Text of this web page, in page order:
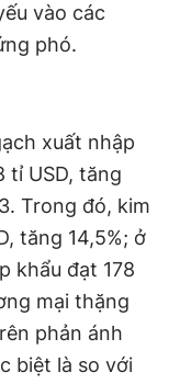
vào các
phó.
xuất nhập
tỉ USD, tăng
Trong đó, kim
tăng 14,5%; ở
khẩu đạt 178
mại thặng
phản ánh
biệt là so với